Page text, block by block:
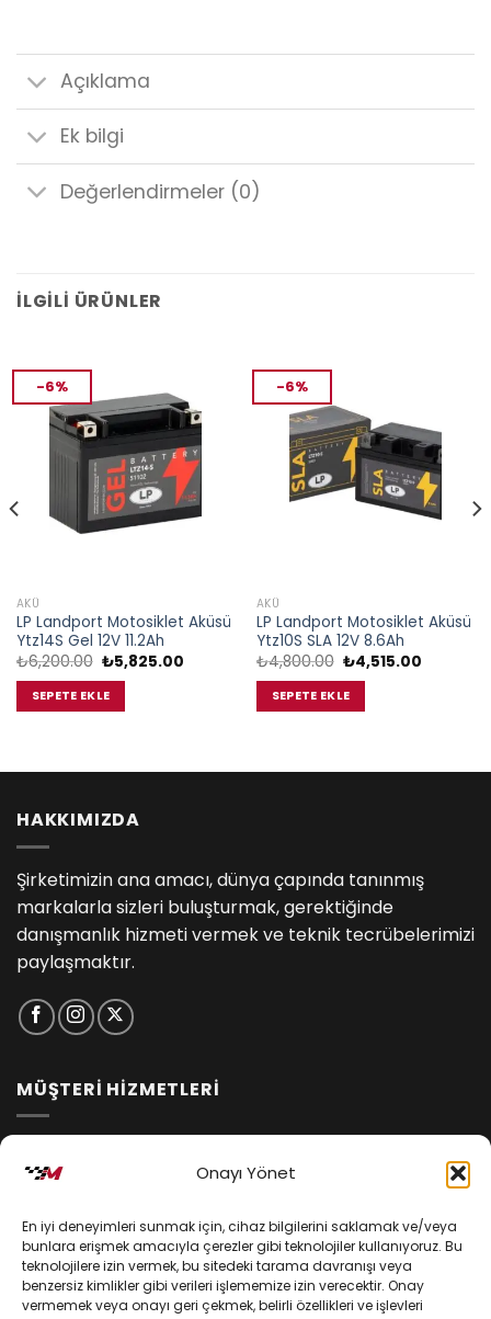
Onayı Yönet
En iyi deneyimleri sunmak için, cihaz bilgilerini saklamak ve/veya
bunlara erişmek amacıyla çerezler gibi teknolojiler kullanıyoruz. Bu
teknolojilere izin vermek, bu sitedeki tarama davranışı veya
benzersiz kimlikler gibi verileri işlememize izin verecektir. Onay
vermemek veya onayı geri çekmek, belirli özellikleri ve işlevleri
Açıklama
Ek bilgi
Değerlendirmeler (0)
İLGILI ÜRÜNLER
-6%
AKÜ
LP Landport Motosiklet Aküsü
Ytz14S Gel 12V 11.2Ah
₺6,200.00 Orijinal
fiyat:
₺6,200.00.
₺5,825.00Şu
SEPETE EKLE
-6%
AKÜ
LP Landport Motosiklet Aküsü
Ytz10S SLA 12V 8.6Ah
₺4,800.00 Orijinal
fiyat:
₺4,800.00.
₺4,515.00Şu
SEPETE EKLE
HAKKIMIZDA
Şirketimizin ana amacı, dünya çapında tanınmış
markalarla sizleri buluşturmak, gerektiğinde
danışmanlık hizmeti vermek ve teknik tecrübelerimizi
paylaşmaktır.
MÜŞTERİ HİZMETLERİ
Kişisel Verilerin Korunması
Mesafeli Satış Sözleşmesi